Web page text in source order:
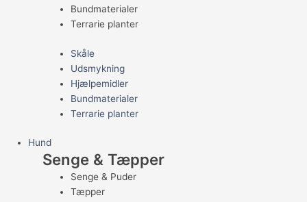
Bundmaterialer
Terrarie planter
Skåle
Udsmykning
Hjælpemidler
Bundmaterialer
Terrarie planter
Hund
Senge & Tæpper
Senge & Puder
Tæpper